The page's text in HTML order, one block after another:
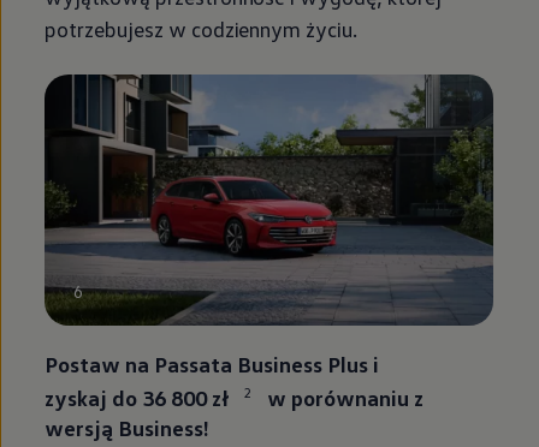
potrzebujesz w codziennym życiu.
6
Postaw na Passata Business Plus i
zyskaj do 36 800 zł
2
w porównaniu z
wersją Business!